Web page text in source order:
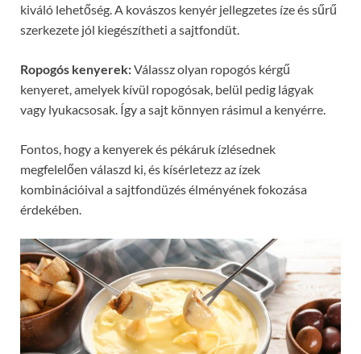
kiváló lehetőség. A kovászos kenyér jellegzetes íze és sűrű
szerkezete jól kiegészítheti a sajtfondüt.
Ropogós kenyerek:Válassz olyan ropogós kérgű
kenyeret, amelyek kívül ropogósak, belül pedig lágyak
vagy lyukacsosak. Így a sajt könnyen rásimul a kenyérre.
Fontos, hogy a kenyerek és pékáruk ízlésednek
megfelelően válaszd ki, és kísérletezz az ízek
kombinációival a sajtfondüzés élményének fokozása
érdekében.